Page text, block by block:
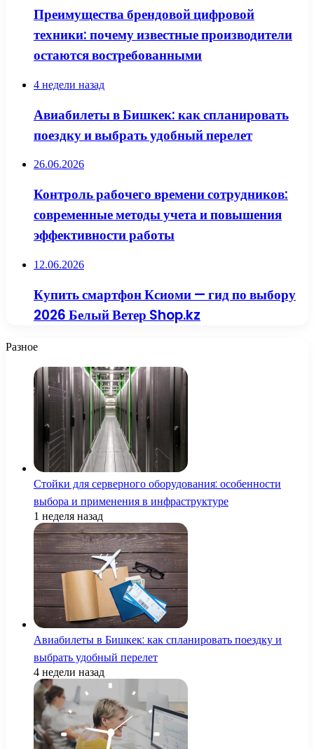
Преимущества брендовой цифровой
техники: почему известные производители
остаются востребованными
4 недели назад
Авиабилеты в Бишкек: как спланировать
поездку и выбрать удобный перелет
26.06.2026
Контроль рабочего времени сотрудников:
современные методы учета и повышения
эффективности работы
12.06.2026
Купить смартфон Ксиоми — гид по выбору
2026 Белый Ветер Shop.kz
Разное
Стойки для серверного оборудования: особенности
выбора и применения в инфраструктуре
1 неделя назад
Авиабилеты в Бишкек: как спланировать поездку и
выбрать удобный перелет
4 недели назад